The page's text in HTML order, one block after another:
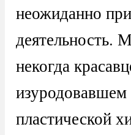
неожиданно
деятельность.
некогда
изуродовавшем
пластической